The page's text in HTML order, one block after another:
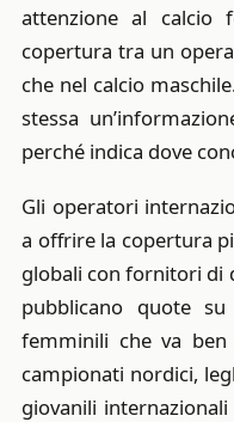
attenzione al calcio
copertura tra un
che nel calcio
stessa
perché indica dove
Gli operatori
a offrire la copertura
globali con fornitori di
pubblicano quote
femminili che va
campionati nordici,
giovanili